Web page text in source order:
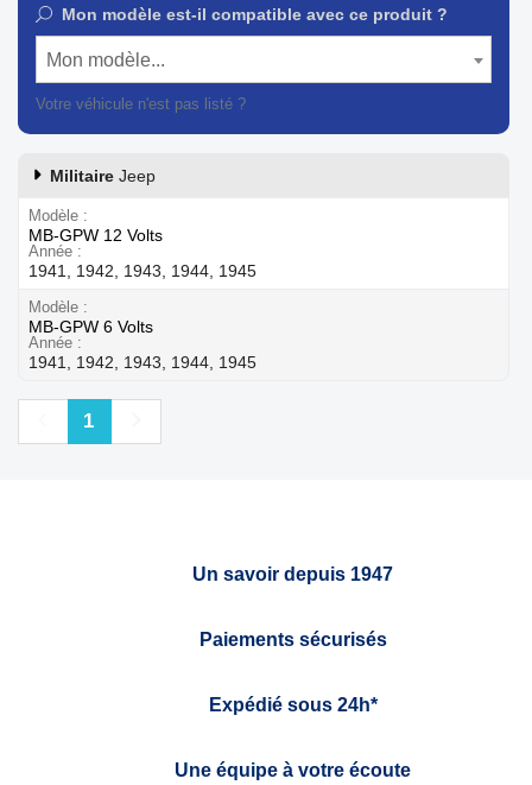
Mon modèle est-il compatible avec ce produit ?
Mon modèle...
Votre véhicule n'est pas listé ?
Militaire Jeep
Modèle
MB-GPW 12 Volts
Année
1941, 1942, 1943, 1944, 1945
Modèle
MB-GPW 6 Volts
Année
1941, 1942, 1943, 1944, 1945
Précédent
1
Un savoir depuis 1947
Paiements sécurisés
Expédié sous 24h*
Une équipe à votre écoute